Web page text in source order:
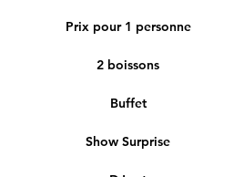
Prix pour 1 personne
2 boissons
Buffet
Show Surprise